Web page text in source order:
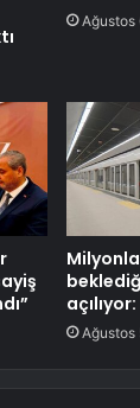
Ağustos
Ağustos